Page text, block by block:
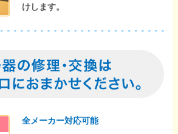
けします。
全メーカー対応可能